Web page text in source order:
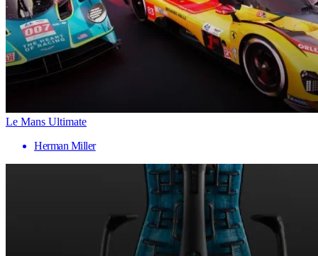
Le Mans Ultimate
Herman Miller